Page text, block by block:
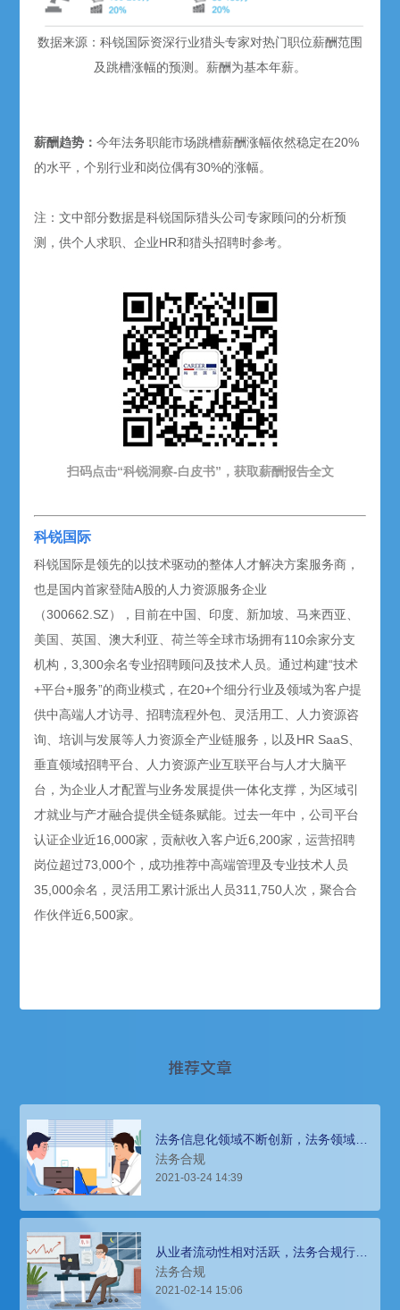
数据来源：科锐国际资深行业猎头专家对热门职位薪酬范围
及跳槽涨幅的预测。薪酬为基本年薪。
薪酬趋势：今年法务职能市场跳槽薪酬涨幅依然稳定在20%
的水平，个别行业和岗位偶有30%的涨幅。
注：文中部分数据是科锐国际猎头公司专家顾问的分析预
测，供个人求职、企业HR和猎头招聘时参考。
扫码点击“科锐洞察-白皮书”，获取薪酬报告全文
科锐国际
科锐国际是领先的以技术驱动的整体人才解决方案服务商，
也是国内首家登陆A股的人力资源服务企业
（300662.SZ），目前在中国、印度、新加坡、马来西亚、
美国、英国、澳大利亚、荷兰等全球市场拥有110余家分支
机构，3,300余名专业招聘顾问及技术人员。通过构建“技术
+平台+服务”的商业模式，在20+个细分行业及领域为客户提
供中高端人才访寻、招聘流程外包、灵活用工、人力资源咨
询、培训与发展等人力资源全产业链服务，以及HR SaaS、
垂直领域招聘平台、人力资源产业互联平台与人才大脑平
台，为企业人才配置与业务发展提供一体化支撑，为区域引
才就业与产才融合提供全链条赋能。过去一年中，公司平台
认证企业近16,000家，贡献收入客户近6,200家，运营招聘
岗位超过73,000个，成功推荐中高端管理及专业技术人员
35,000余名，灵活用工累计派出人员311,750人次，聚合合
作伙伴近6,500家。
推荐文章
法务信息化领域不断创新，法务领域猎
头招聘环境分析
法务合规
2021-03-24 14:39
从业者流动性相对活跃，法务合规行业
人才招聘趋势分析
法务合规
2021-02-14 15:06